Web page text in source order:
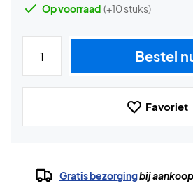
Op voorraad (+10 stuks)
Bestel
Favoriet
Gratis bezorgingbij